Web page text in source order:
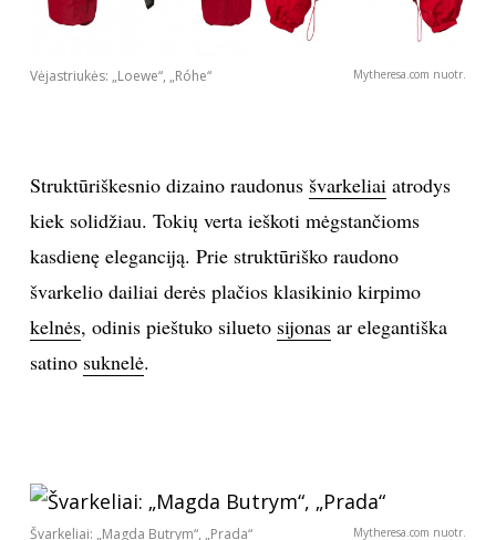
Vėjastriukės: „Loewe“, „Róhe“ Mytheresa.com nuotr.
Struktūriškesnio dizaino raudonus švarkeliaiatrodys
kiek solidžiau. Tokių verta ieškoti mėgstančioms
kasdienę eleganciją. Prie struktūriško raudono
švarkelio dailiai derės plačios klasikinio kirpimo
kelnės, odinis pieštuko silueto sijonasar elegantiška
satino suknelė.
Švarkeliai: „Magda Butrym“, „Prada“ Mytheresa.com nuotr.